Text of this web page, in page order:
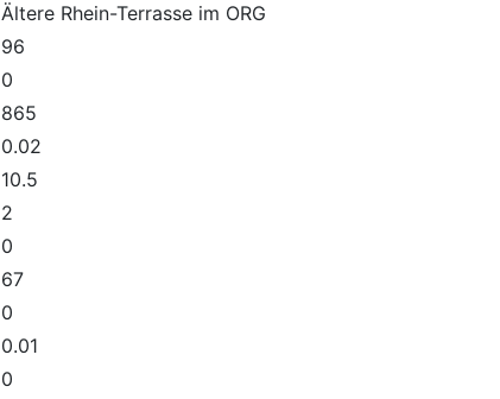
Ältere Rhein-Terrasse im ORG
96
0
865
0.02
10.5
2
0
67
0
0.01
0